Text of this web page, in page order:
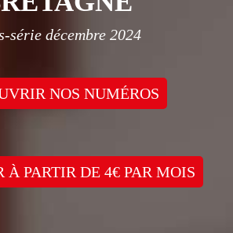
série décembre 2024
NOS NUMÉROS
À PARTIR DE 4€ PAR MOIS